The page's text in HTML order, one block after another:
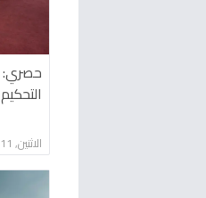
التحكيم
الاثنين, 11 مايو 2026